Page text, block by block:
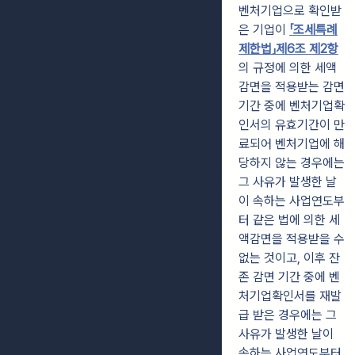
벤처기업으로 확인받
은 기업이 「조세특례
제한법」제6조 제2항
의 규정에 의한 세액
감면을 적용받는 감면
기간 중에 벤처기업확
인서의 유효기간이 만
료되어 벤처기업에 해
당하지 않는 경우에는
그 사유가 발생한 날
이 속하는 사업연도부
터 같은 법에 의한 세
액감면을 적용받을 수
없는 것이고, 이후 잔
존 감면 기간 중에 벤
처기업확인서를 재발
급 받은 경우에는 그
사유가 발생한 날이